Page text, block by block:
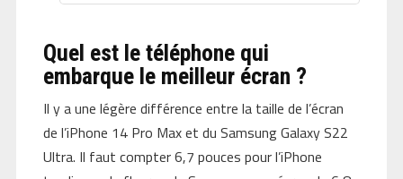
Quel est le téléphone qui
embarque le meilleur écran ?
Il y a une légère différence entre la taille de l’écran
de l’iPhone 14 Pro Max et du Samsung Galaxy S22
Ultra. Il faut compter 6,7 pouces pour l’iPhone